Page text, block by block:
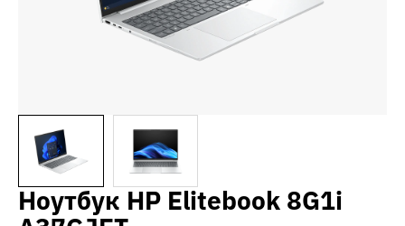
Ноутбук HP Elitebook 8G1i